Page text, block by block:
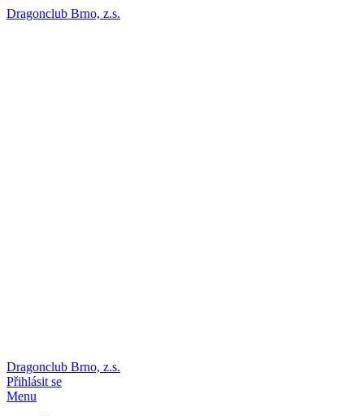
Dragonclub Brno, z.s.
Dragonclub Brno, z.s.
Přihlásit se
Menu